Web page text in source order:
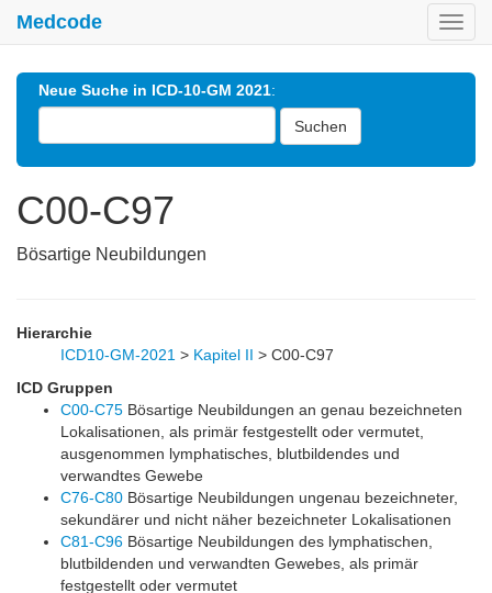
Medcode
Neue Suche in ICD-10-GM 2021:
Suchen
C00-C97
Bösartige Neubildungen
Hierarchie
ICD10-GM-2021 > Kapitel II > C00-C97
ICD Gruppen
C00-C75 Bösartige Neubildungen an genau bezeichneten
Lokalisationen, als primär festgestellt oder vermutet,
ausgenommen lymphatisches, blutbildendes und
verwandtes Gewebe
C76-C80 Bösartige Neubildungen ungenau bezeichneter,
sekundärer und nicht näher bezeichneter Lokalisationen
C81-C96 Bösartige Neubildungen des lymphatischen,
blutbildenden und verwandten Gewebes, als primär
festgestellt oder vermutet